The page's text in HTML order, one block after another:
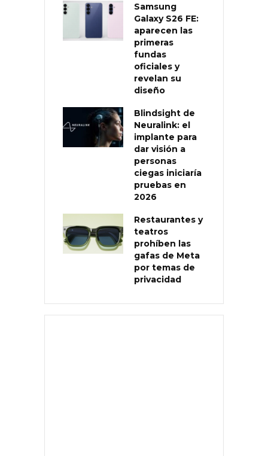
Samsung
Galaxy S26 FE:
aparecen las
primeras
fundas
oficiales y
revelan su
diseño
Blindsight de
Neuralink: el
implante para
dar visión a
personas
ciegas iniciaría
pruebas en
2026
Restaurantes y
teatros
prohíben las
gafas de Meta
por temas de
privacidad